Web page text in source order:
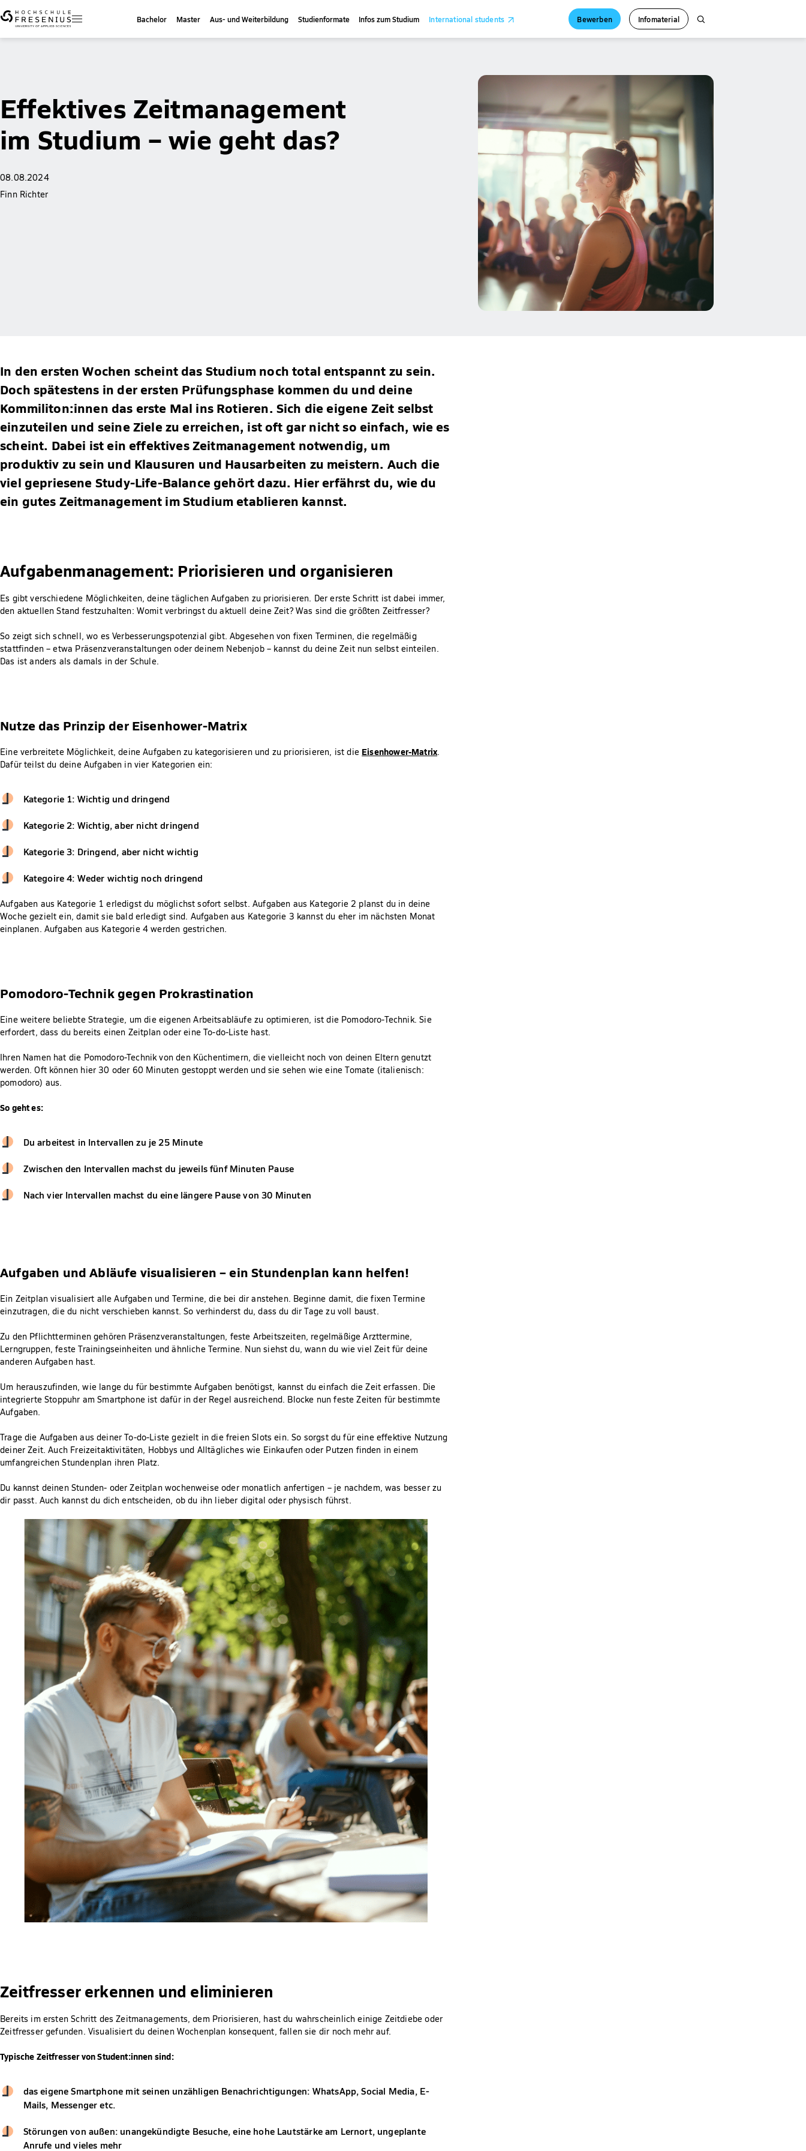
Bachelor Master Aus- und Weiterbildung Studienformate Infos zum Studium International students Bewerben Infomaterial
Effektives Zeitmanagement
im Studium – wie geht das?
08.08.2024
Finn Richter
In den ersten Wochen scheint das Studium noch total entspannt zu sein.
Doch spätestens in der ersten Prüfungsphase kommen du und deine
Kommiliton:innen das erste Mal ins Rotieren. Sich die eigene Zeit selbst
einzuteilen und seine Ziele zu erreichen, ist oft gar nicht so einfach, wie es
scheint. Dabei ist ein effektives Zeitmanagement notwendig, um
produktiv zu sein und Klausuren und Hausarbeiten zu meistern. Auch die
viel gepriesene Study-Life-Balance gehört dazu. Hier erfährst du, wie du
ein gutes Zeitmanagement im Studium etablieren kannst.
Aufgabenmanagement: Priorisieren und organisieren
Es gibt verschiedene Möglichkeiten, deine täglichen Aufgaben zu priorisieren. Der erste Schritt ist dabei immer,
den aktuellen Stand festzuhalten: Womit verbringst du aktuell deine Zeit? Was sind die größten Zeitfresser?
So zeigt sich schnell, wo es Verbesserungspotenzial gibt. Abgesehen von fixen Terminen, die regelmäßig
stattfinden – etwa Präsenzveranstaltungen oder deinem Nebenjob – kannst du deine Zeit nun selbst einteilen.
Das ist anders als damals in der Schule.
Nutze das Prinzip der Eisenhower-Matrix
Eine verbreitete Möglichkeit, deine Aufgaben zu kategorisieren und zu priorisieren, ist die Eisenhower-Matrix.
Dafür teilst du deine Aufgaben in vier Kategorien ein:
Kategorie 1: Wichtig und dringend
Kategorie 2: Wichtig, aber nicht dringend
Kategorie 3: Dringend, aber nicht wichtig
Kategoire 4: Weder wichtig noch dringend
Aufgaben aus Kategorie 1 erledigst du möglichst sofort selbst. Aufgaben aus Kategorie 2 planst du in deine
Woche gezielt ein, damit sie bald erledigt sind. Aufgaben aus Kategorie 3 kannst du eher im nächsten Monat
einplanen. Aufgaben aus Kategorie 4 werden gestrichen.
Pomodoro-Technik gegen Prokrastination
Eine weitere beliebte Strategie, um die eigenen Arbeitsabläufe zu optimieren, ist die Pomodoro-Technik. Sie
erfordert, dass du bereits einen Zeitplan oder eine To-do-Liste hast.
Ihren Namen hat die Pomodoro-Technik von den Küchentimern, die vielleicht noch von deinen Eltern genutzt
werden. Oft können hier 30 oder 60 Minuten gestoppt werden und sie sehen wie eine Tomate (italienisch:
pomodoro) aus.
So geht es:
Du arbeitest in Intervallen zu je 25 Minute
Zwischen den Intervallen machst du jeweils fünf Minuten Pause
Nach vier Intervallen machst du eine längere Pause von 30 Minuten
Aufgaben und Abläufe visualisieren – ein Stundenplan kann helfen!
Ein Zeitplan visualisiert alle Aufgaben und Termine, die bei dir anstehen. Beginne damit, die fixen Termine
einzutragen, die du nicht verschieben kannst. So verhinderst du, dass du dir Tage zu voll baust.
Zu den Pflichtterminen gehören Präsenzveranstaltungen, feste Arbeitszeiten, regelmäßige Arzttermine,
Lerngruppen, feste Trainingseinheiten und ähnliche Termine. Nun siehst du, wann du wie viel Zeit für deine
anderen Aufgaben hast.
Um herauszufinden, wie lange du für bestimmte Aufgaben benötigst, kannst du einfach die Zeit erfassen. Die
integrierte Stoppuhr am Smartphone ist dafür in der Regel ausreichend. Blocke nun feste Zeiten für bestimmte
Aufgaben.
Trage die Aufgaben aus deiner To-do-Liste gezielt in die freien Slots ein. So sorgst du für eine effektive Nutzung
deiner Zeit. Auch Freizeitaktivitäten, Hobbys und Alltägliches wie Einkaufen oder Putzen finden in einem
umfangreichen Stundenplan ihren Platz.
Du kannst deinen Stunden- oder Zeitplan wochenweise oder monatlich anfertigen – je nachdem, was besser zu
dir passt. Auch kannst du dich entscheiden, ob du ihn lieber digital oder physisch führst.
Zeitfresser erkennen und eliminieren
Bereits im ersten Schritt des Zeitmanagements, dem Priorisieren, hast du wahrscheinlich einige Zeitdiebe oder
Zeitfresser gefunden. Visualisiert du deinen Wochenplan konsequent, fallen sie dir noch mehr auf.
Typische Zeitfresser von Student:innen sind:
das eigene Smartphone mit seinen unzähligen Benachrichtigungen: WhatsApp, Social Media, E-
Mails, Messenger etc.
Störungen von außen: unangekündigte Besuche, eine hohe Lautstärke am Lernort, ungeplante
Anrufe und vieles mehr